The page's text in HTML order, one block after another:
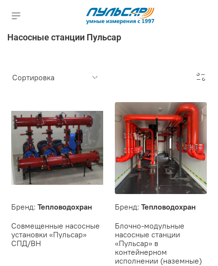
Насосные станции Пульсар
Бренд: Тепловодохран
Совмещенные насосные
установки «Пульсар»
СПД/ВН
Бренд: Тепловодохран
Блочно-модульные
насосные станции
«Пульсар» в
контейнерном
исполнении (наземные)